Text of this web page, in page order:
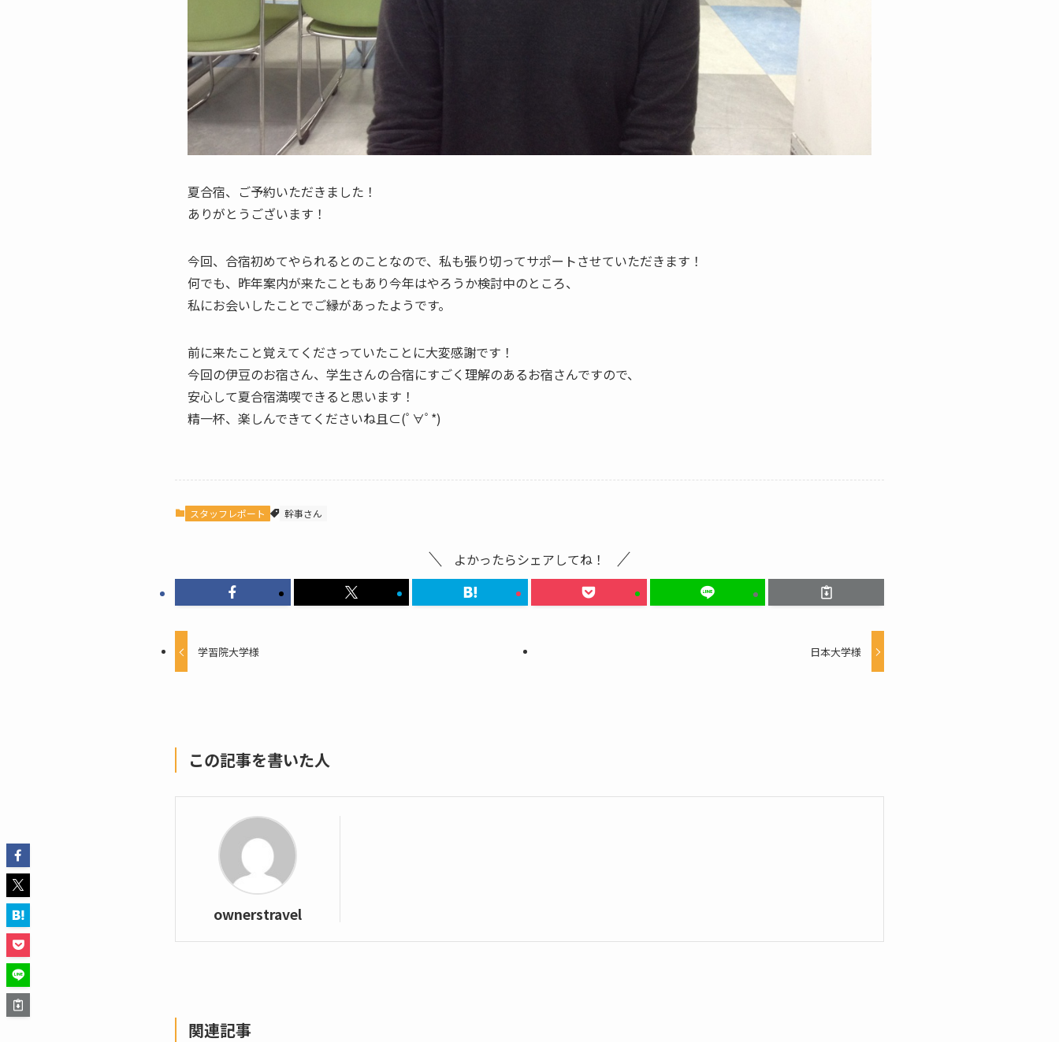
夏合宿、ご予約いただきました！
ありがとうございます！
今回、合宿初めてやられるとのことなので、私も張り切ってサポートさせていただきます！
何でも、昨年案内が来たこともあり今年はやろうか検討中のところ、
私にお会いしたことでご縁があったようです。
前に来たこと覚えてくださっていたことに大変感謝です！
今回の伊豆のお宿さん、学生さんの合宿にすごく理解のあるお宿さんですので、
安心して夏合宿満喫できると思います！
精一杯、楽しんできてくださいね且⊂(ﾟ∀ﾟ*)
スタッフレポート 幹事さん
よかったらシェアしてね！
学習院大学様 日本大学様
この記事を書いた人
ownerstravel
関連記事